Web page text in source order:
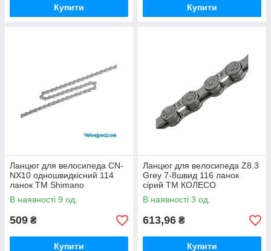
Купити Купити
Ланцюг для велосипеда CN-
NX10 одношвидкісний 114
ланок ТМ Shimano
В наявності 9 од.
509 ₴
Купити
Ланцюг для велосипеда Z8.3
Grey 7-8швид 116 ланок
сірий ТМ КОЛЕСО
В наявності 3 од.
613,96 ₴
Купити